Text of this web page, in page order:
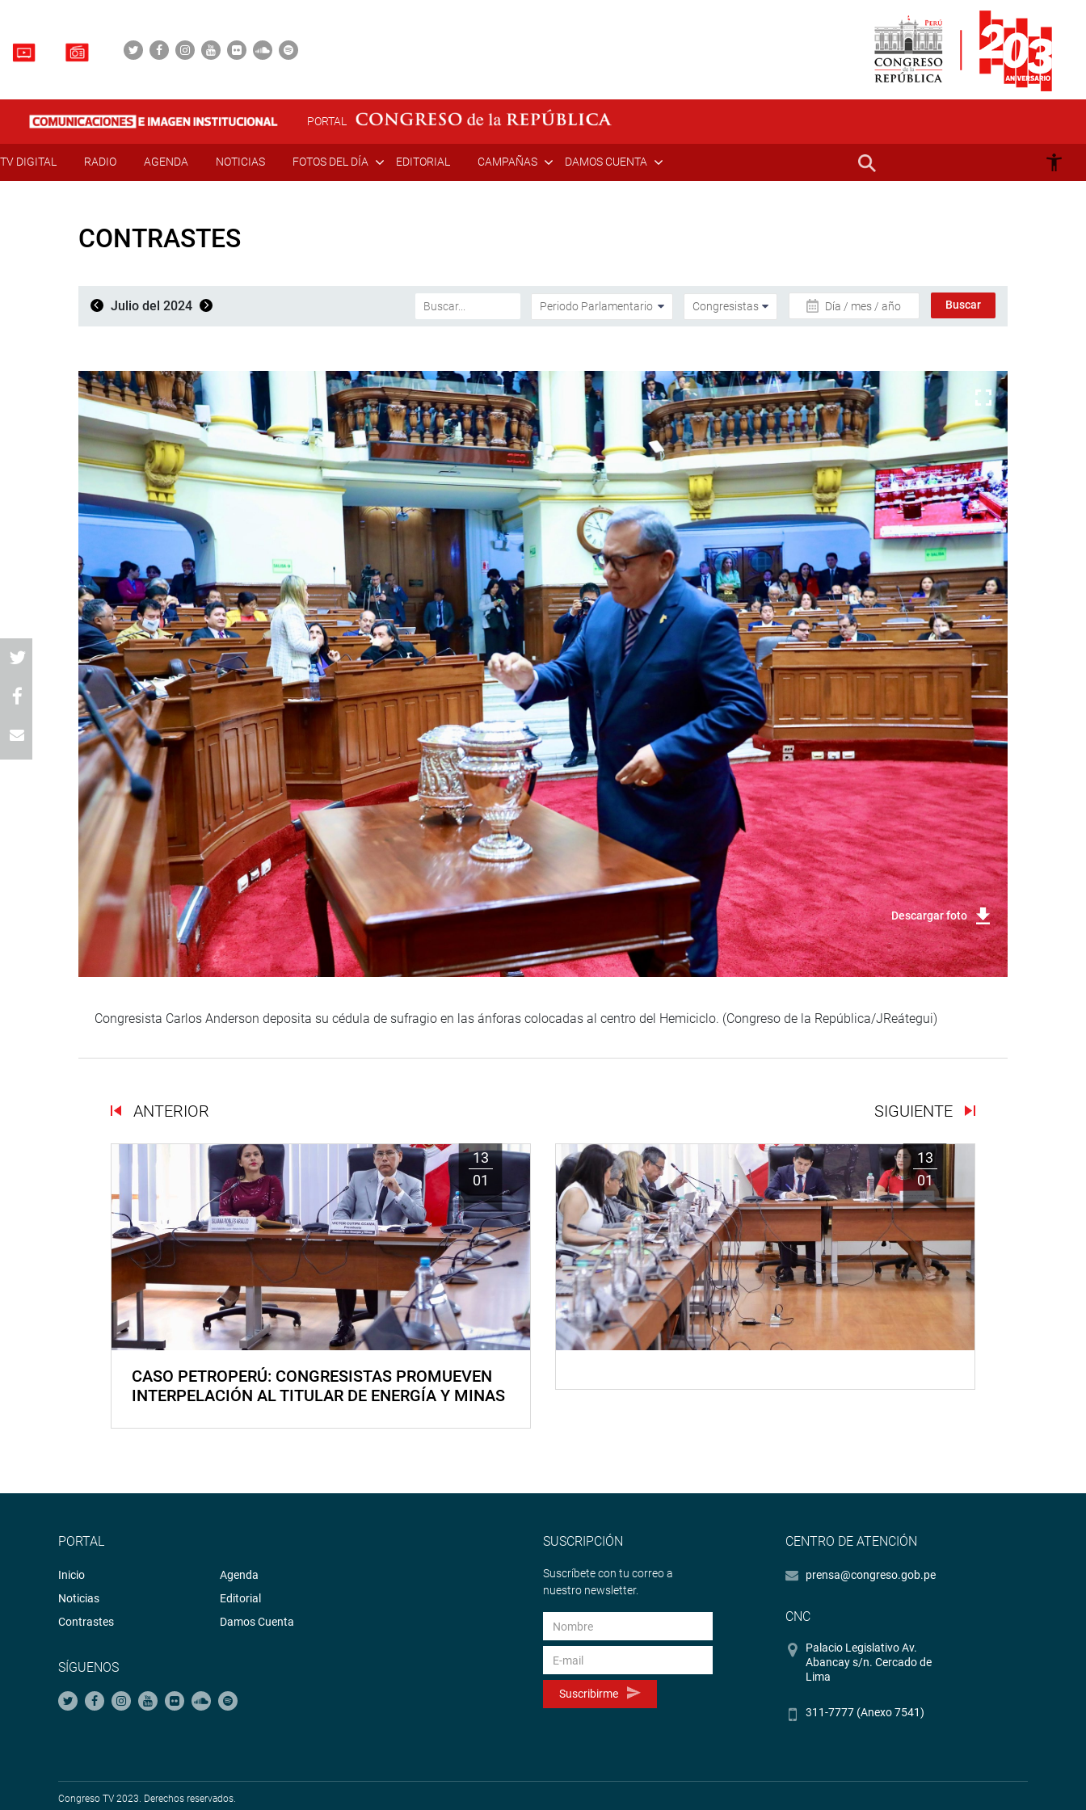
PORTAL
TV DIGITAL RADIO AGENDA NOTICIAS FOTOS DEL DÍA EDITORIAL CAMPAÑAS DAMOS CUENTA
CONTRASTES
Julio del 2024 Día / mes / año
Descargar foto
Congresista Carlos Anderson deposita su cédula de sufragio en las ánforas colocadas al centro del Hemiciclo. (Congreso de la República/JReátegui)
ANTERIOR SIGUIENTE
13
01
CASO PETROPERÚ: CONGRESISTAS PROMUEVEN
INTERPELACIÓN AL TITULAR DE ENERGÍA Y MINAS
13
01
PORTAL
Inicio
Noticias
Contrastes
Agenda
Editorial
Damos Cuenta
SÍGUENOS
SUSCRIPCIÓN
Suscríbete con tu correo a
nuestro newsletter.
Suscribirme
CENTRO DE ATENCIÓN
prensa@congreso.gob.pe
CNC
Palacio Legislativo Av.
Abancay s/n. Cercado de
Lima
311-7777 (Anexo 7541)
Congreso TV 2023. Derechos reservados.